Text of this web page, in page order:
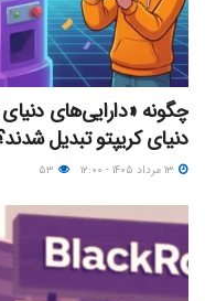
چگونه «دارایی‌های
دنیای کریپتو تبدیل